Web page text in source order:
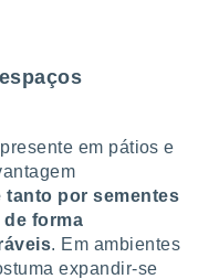
em pátios e
tanto por sementes
de forma
. Em ambientes
expandir-se